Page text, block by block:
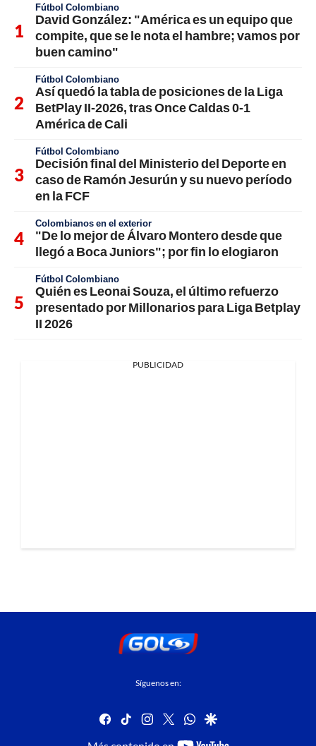
Fútbol Colombiano
David González: "América es un equipo que
compite, que se le nota el hambre; vamos por
buen camino"
Fútbol Colombiano
Así quedó la tabla de posiciones de la Liga
BetPlay II-2026, tras Once Caldas 0-1
América de Cali
Fútbol Colombiano
Decisión final del Ministerio del Deporte en
caso de Ramón Jesurún y su nuevo período
en la FCF
Colombianos en el exterior
"De lo mejor de Álvaro Montero desde que
llegó a Boca Juniors"; por fin lo elogiaron
Fútbol Colombiano
Quién es Leonai Souza, el último refuerzo
presentado por Millonarios para Liga Betplay
II 2026
PUBLICIDAD
Síguenos en:
facebook
tiktok instagram
twitterwhatsapp
google